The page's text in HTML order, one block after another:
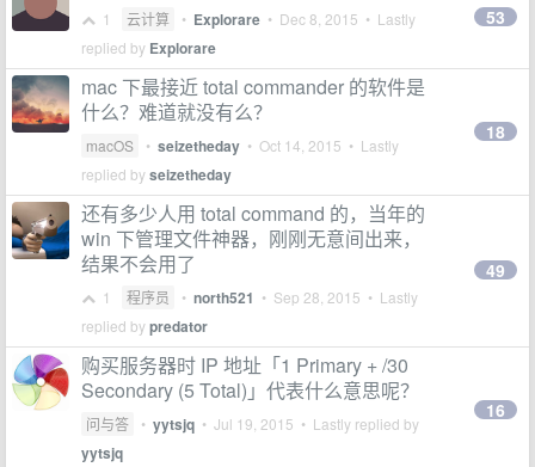
1 云计算 • Explorare • Dec 8, 2015 • Lastly
replied by Explorare
53
mac 下最接近 total commander 的软件是
什么？难道就没有么？
macOS • seizetheday • Oct 14, 2015 • Lastly
replied byseizetheday
18
还有多少人用 total command 的，当年的
win 下管理文件神器，刚刚无意间出来，
结果不会用了
1 程序员 • north521 • Sep 28, 2015 • Lastly
replied bypredator
49
购买服务器时 IP 地址「1 Primary + /30
Secondary (5 Total)」代表什么意思呢？
问与答 • yytsjq • Jul 19, 2015 • Lastly replied by
yytsjq
16